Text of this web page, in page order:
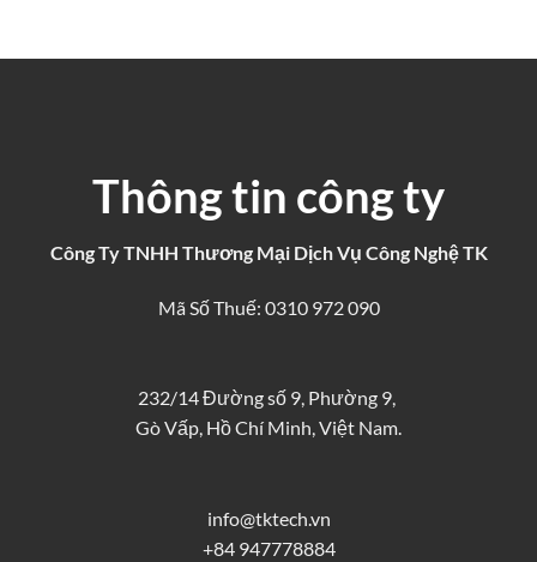
Thông tin công ty
Công Ty TNHH Thương Mại Dịch Vụ Công Nghệ TK
Mã Số Thuế: 0310 972 090
232/14 Đường số 9, Phường 9,
Gò Vấp, Hồ Chí Minh, Việt Nam.
info@tktech.vn
+84 947778884